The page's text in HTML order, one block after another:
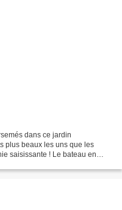
dans ce jardin
plus beaux les uns que les
saisissante ! Le bateau en